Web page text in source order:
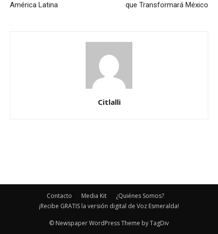
América Latina
que Transformará México
Citlalli
Contacto Media Kit
¿Quiénes Somos?
¡Recibe GRATIS la versión digital de Voz Esmeralda!
© Newspaper WordPress Theme by TagDiv